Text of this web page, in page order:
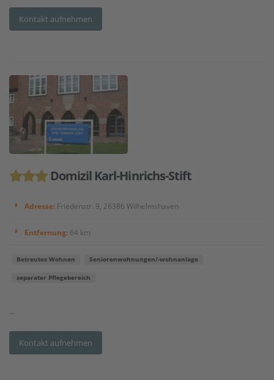
Kontakt aufnehmen
Domizil Karl-Hinrichs-Stift
Adresse: Friedenstr. 9, 26386 Wilhelmshaven
Entfernung: 64 km
Betreutes Wohnen Seniorenwohnungen/-wohnanlage
separater Pflegebereich
...
Kontakt aufnehmen